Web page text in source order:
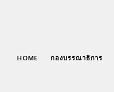
HOME กองบรรณาธิการ